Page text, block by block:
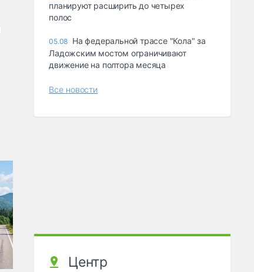
планируют расширить до четырех
полос
05.08 На федеральной трассе "Кола" за
Ладожским мостом ограничивают
движение на полтора месяца
Все новости
Центр